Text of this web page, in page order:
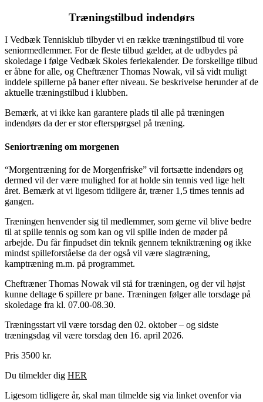
Træningstilbud indendørs
I Vedbæk Tennisklub tilbyder vi en række træningstilbud til vore
seniormedlemmer. For de fleste tilbud gælder, at de udbydes på
skoledage i følge Vedbæk Skoles feriekalender. De forskellige tilbud
er åbne for alle, og Cheftræner Thomas Nowak, vil så vidt muligt
inddele spillerne på baner efter niveau. Se beskrivelse herunder af de
aktuelle træningstilbud i klubben.
Bemærk, at vi ikke kan garantere plads til alle på træningen
indendørs da der er stor efterspørgsel på træning.
Seniortræning om morgenen
“Morgentræning for de Morgenfriske” vil fortsætte indendørs og
dermed vil der være mulighed for at holde sin tennis ved lige helt
året. Bemærk at vi ligesom tidligere år, træner 1,5 times tennis ad
gangen.
Træningen henvender sig til medlemmer, som gerne vil blive bedre
til at spille tennis og som kan og vil spille inden de møder på
arbejde. Du får finpudset din teknik gennem tekniktræning og ikke
mindst spilleforståelse da der også vil være slagtræning,
kamptræning m.m. på programmet.
Cheftræner Thomas Nowak vil stå for træningen, og der vil højst
kunne deltage 6 spillere pr bane. Træningen følger alle torsdage på
skoledage fra kl. 07.00-08.30.
Træningsstart vil være torsdag den 02. oktober – og sidste
træningsdag vil være torsdag den 16. april 2026.
Pris 3500 kr.
Du tilmelder dig HER
Ligesom tidligere år, skal man tilmelde sig via linket ovenfor via